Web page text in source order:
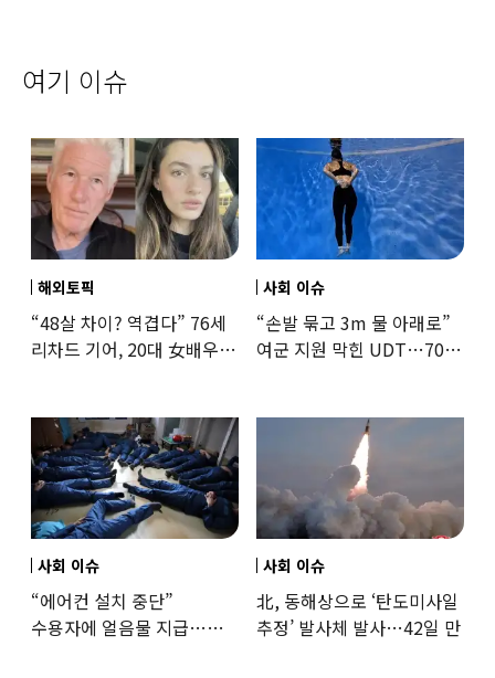
여기 이슈
해외토픽
“48살 차이? 역겹다” 76세
리차드 기어, 20대 女배우와
사회 이슈
“손발 묶고 3m 물 아래로”
여군 지원 막힌 UDT…707
사회 이슈
“에어컨 설치 중단”
수용자에 얼음물 지급…
사회 이슈
北, 동해상으로 ‘탄도미사일
추정’ 발사체 발사…42일 만